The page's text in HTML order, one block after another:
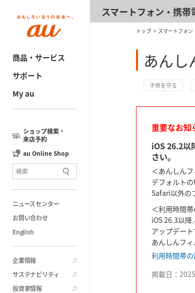
商品・サービス
サポート
My au
ショップ検索・
来店予約
au Online Shop
ニュースセンター
お問い合わせ
English
企業情報
サステナビリティ
投資家情報
スマートフォン・携帯
トップ スマートフォン
あんし
子供を守る
重要なお知
iOS 26.2以
さい。
＜あんしん
デフォルト
Safari以外の
＜利用時間
iOS 26.3以降
アップデー
あんしんフ
利用時間帯の
掲載日：